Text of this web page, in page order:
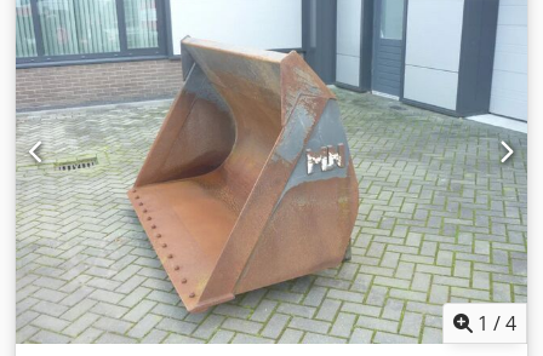
uitgerust met verstelbare rollen waarmee deze kan
worden aangepast aan verschillende omslagdiktes. De
robuuste gietijzeren constructie zorgt voor hoge precisie
en jarenlang gebruik. Technische gegevens: Fabrikant: Karl
Tränklein Type: Case Bender / rugvormmachine
Werkbreedte: ca. 600 mm Instelbare roldraad Stabiele
gietijzeren constructie Elektrische aandrijving Werktafel
Staat: gebruikt Toepassingen: productie van hardcover
boeken, boekbinderijen, drukkerijen, grafische bedrijven,
Dcedpfx Aoziwnbjppjk productie van albums, catalogi en
omslagen.
1 /4